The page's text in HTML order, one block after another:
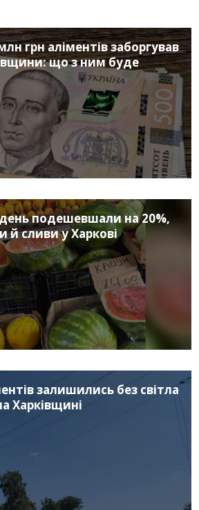
грн аліментів заборгував
що з ним буде
подешевшали на 20%,
й сливи у Харкові
залишились без світла
Харківщині